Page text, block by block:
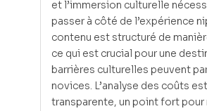
et l’immersion culturelle
passer à côté de l’expérience
contenu est structuré de
ce qui est crucial pour une
barrières culturelles peuvent
novices. L’analyse des coûts
transparente, un point fort pour